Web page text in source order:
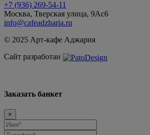
+7 (936) 269-54-11
Москва, Тверская улица, 9Ас6
info@cafeadzharia.ru
© 2025 Арт-кафе Аджария
Сайт разработан
Заказать банкет
×